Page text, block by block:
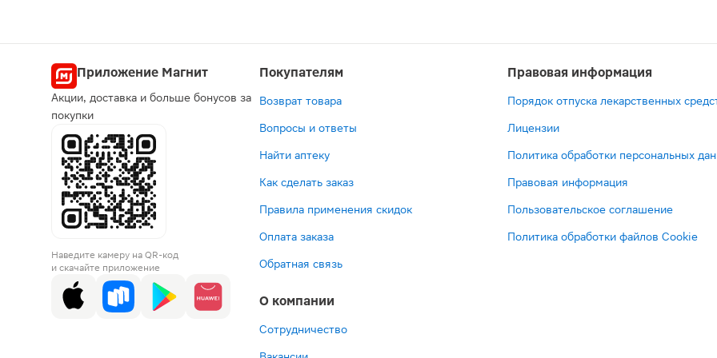
Приложение Магнит
Акции, доставка и больше бонусов за
покупки
Наведите камеру на QR-код
и скачайте приложение
Покупателям
Возврат товара
Вопросы и ответы
Найти аптеку
Как сделать заказ
Правила применения скидок
Оплата заказа
Обратная связь
О компании
Сотрудничество
Правовая информация
Порядок отпуска лекарственных
Лицензии
Политика обработки персональных
Правовая информация
Пользовательское соглашение
Политика обработки файлов Cookie